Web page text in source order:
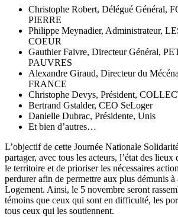
Christophe Robert, Délégué Général,
PIERRE
Philippe Meynadier, Administrateur,
COEUR
Gauthier Faivre, Directeur Général,
PAUVRES
Alexandre Giraud, Directeur du
FRANCE
Christophe Devys, Président,
Bertrand Gstalder, CEO SeLoger
Danielle Dubrac, Présidente, Unis
Et bien d’autres…
L’objectif de cette Journée Nationale
partager, avec tous les acteurs, l’état des
le territoire et de prioriser les nécessaires
perdurer afin de permettre aux plus démunis
Logement. Ainsi, le 5 novembre seront
témoins que ceux qui sont en difficulté, les
tous ceux qui les soutiennent.